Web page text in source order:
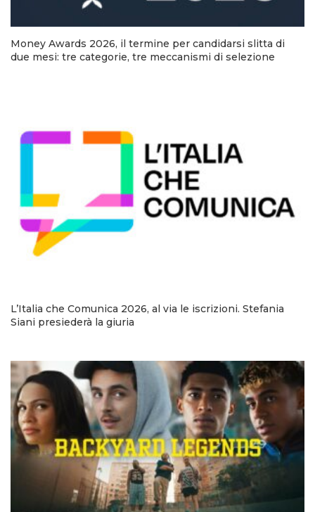
Money Awards 2026, il termine per candidarsi slitta di
due mesi: tre categorie, tre meccanismi di selezione
L’Italia che Comunica 2026, al via le iscrizioni. Stefania
Siani presiederà la giuria